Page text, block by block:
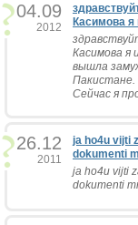
04.09
2012
Касимова я
Касимова я
вышла
Пакистане.
Сейчас я
26.12
2011
ja ho4u vijti
dokumenti
ja ho4u vijti
dokumenti